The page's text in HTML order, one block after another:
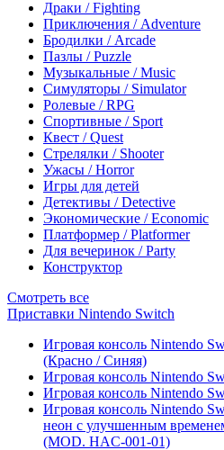
Драки / Fighting
Приключения / Adventure
Бродилки / Arcade
Пазлы / Puzzle
Музыкальные / Music
Симуляторы / Simulator
Ролевые / RPG
Спортивные / Sport
Квест / Quest
Стрелялки / Shooter
Ужасы / Horror
Игры для детей
Детективы / Detective
Экономические / Economic
Платформер / Platformer
Для вечеринок / Party
Конструктор
Смотреть все
Приставки Nintendo Switch
Игровая консоль Nintendo
(Красно / Синяя)
Игровая консоль Nintendo
Игровая консоль Nintendo
Игровая консоль Nintendo
неон с улучшенным
(MOD. HAC-001-01)